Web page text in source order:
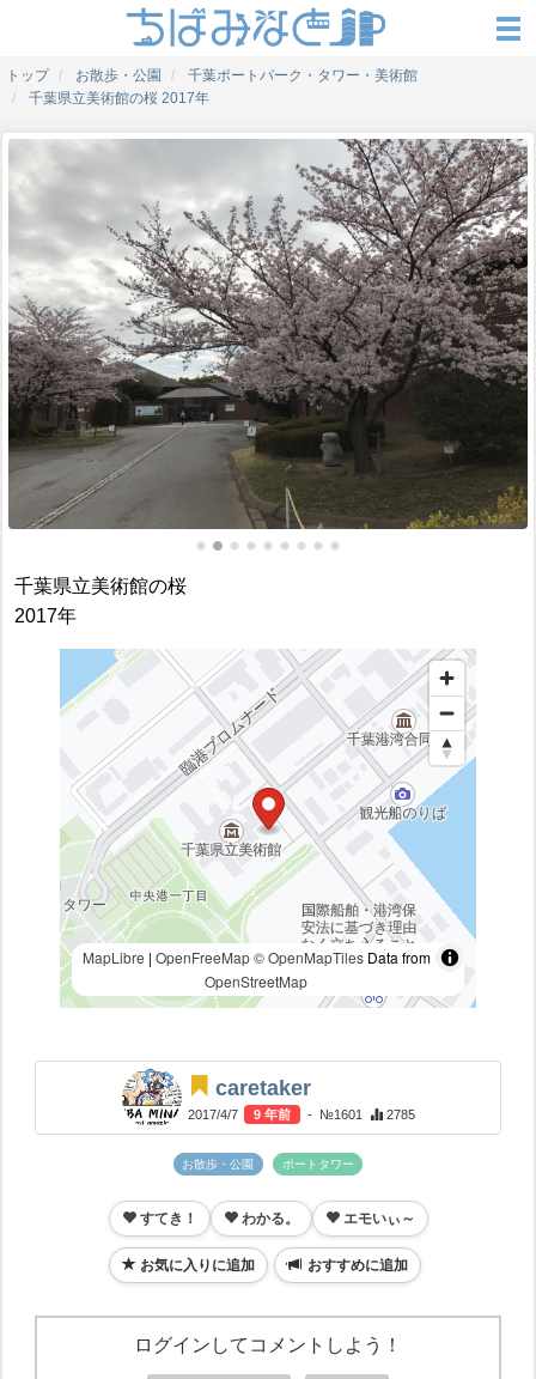
トップ お散歩・公園
千葉ポートパーク・タワー・美術館
千葉県立美術館の桜 2017年
千葉県立美術館の桜
2017年
MapLibre | OpenFreeMap © OpenMapTilesData from
OpenStreetMap
caretaker
2017/4/7 9 年前 - №1601 2785
お散歩・公園 ポートタワー
すてき！ わかる。 エモいぃ～
お気に入りに追加 おすすめに追加
ログインしてコメントしよう！